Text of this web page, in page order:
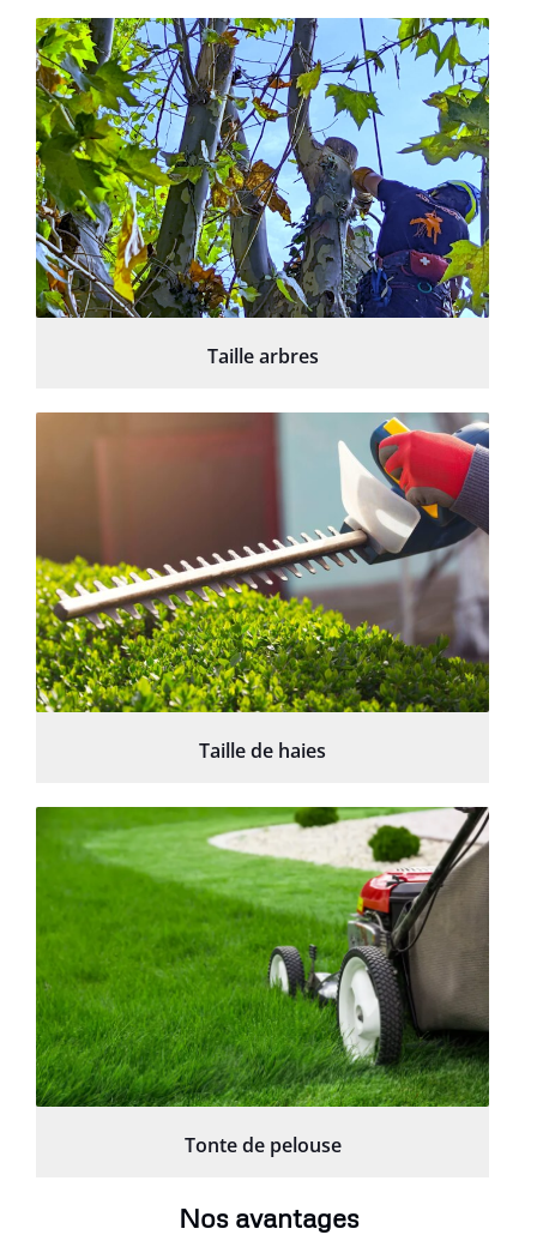
Taille arbres
Taille de haies
Tonte de pelouse
Nos avantages